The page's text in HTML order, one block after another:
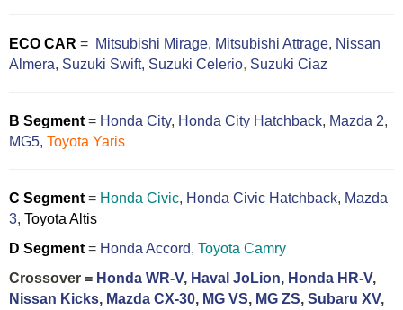
ECO CAR = Mitsubishi Mirage, Mitsubishi Attrage, Nissan
Almera, Suzuki Swift, Suzuki Celerio, Suzuki Ciaz
B Segment = Honda City, Honda City Hatchback, Mazda 2,
MG5, Toyota Yaris
C Segment = Honda Civic, Honda Civic Hatchback, Mazda
3, Toyota Altis
D Segment = Honda Accord, Toyota Camry
Crossover = Honda WR-V, Haval JoLion, Honda HR-V,
Nissan Kicks, Mazda CX-30, MG VS, MG ZS, Subaru XV,